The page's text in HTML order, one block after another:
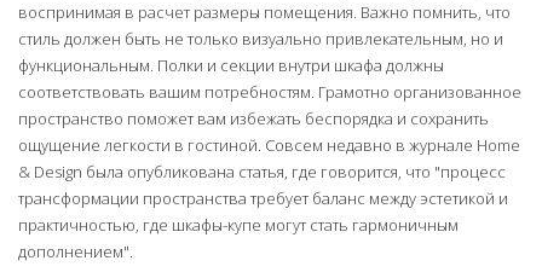
воспринимая в расчет размеры помещения. Важно помнить, что
стиль должен быть не только визуально привлекательным, но и
функциональным. Полки и секции внутри шкафа должны
соответствовать вашим потребностям. Грамотно организованное
пространство поможет вам избежать беспорядка и сохранить
ощущение легкости в гостиной. Совсем недавно в журнале Home
& Design была опубликована статья, где говорится, что "процесс
трансформации пространства требует баланс между эстетикой и
практичностью, где шкафы-купе могут стать гармоничным
дополнением".